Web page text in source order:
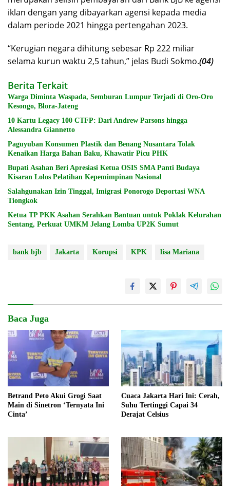
iklan dengan yang dibayarkan agensi kepada media
dalam periode 2021 hingga pertengahan 2023.
“Kerugian negara dihitung sebesar Rp 222 miliar
selama kurun waktu 2,5 tahun,” jelas Budi Sokmo.(04)
Berita Terkait
Warga Diminta Waspada, Semburan Lumpur Terjadi di Oro-Oro
Kesongo, Blora-Jateng
10 Kartu Legacy 100 CTFP: Dari Andrew Parsons hingga
Alessandra Giannetto
Paguyuban Konsumen Plastik dan Benang Nusantara Tolak
Kenaikan Harga Bahan Baku, Khawatir Picu PHK
Bupati Asahan Beri Apresiasi Ketua OSIS SMA Panti Budaya
Kisaran Lolos Pelatihan Kepemimpinan Nasional
Salahgunakan Izin Tinggal, Imigrasi Ponorogo Deportasi WNA
Tiongkok
Ketua TP PKK Asahan Serahkan Bantuan untuk Poklak Kelurahan
Sentang, Perkuat UMKM Jelang Lomba UP2K Sumut
bank bjb Jakarta Korupsi KPK lisa Mariana
Baca Juga
Betrand Peto Akui Grogi Saat
Main di Sinetron ‘Ternyata Ini
Cinta’
Cuaca Jakarta Hari Ini: Cerah,
Suhu Tertinggi Capai 34
Derajat Celsius